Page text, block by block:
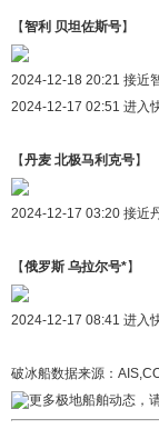
【智利 贝坦佐斯号】
2024-12-18 20:21 接近
2024-12-17 02:51 进入
【丹麦 北极马利克号】
2024-12-17 03:20 接近
【俄罗斯 乌拉尔号*】
2024-12-17 08:41 进入
破冰船数据来源：
更多极地船舶动态，